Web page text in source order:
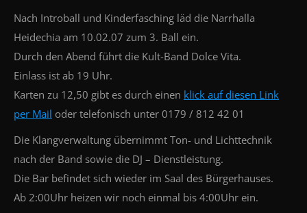
Nach Introball und Kinderfasching läd die Narrhalla
Heidechia am 10.02.07 zum 3. Ball ein.
Durch den Abend führt die Kult-Band Dolce Vita.
Einlass ist ab 19 Uhr.
Karten zu 12,50 gibt es durch einen klick auf diesen Link
per Mail oder telefonisch unter 0179 / 812 42 01
Die Klangverwaltung übernimmt Ton- und Lichttechnik
nach der Band sowie die DJ – Dienstleistung.
Die Bar befindet sich wieder im Saal des Bürgerhauses.
Ab 2:00Uhr heizen wir noch einmal bis 4:00Uhr ein.